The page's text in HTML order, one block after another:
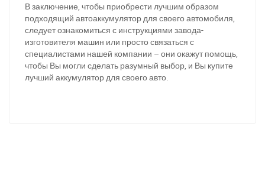
В заключение, чтобы приобрести лучшим образом
подходящий автоаккумулятор для своего автомобиля,
следует ознакомиться с инструкциями завода-
изготовителя машин или просто связаться с
специалистами нашей компании – они окажут помощь,
чтобы Вы могли сделать разумный выбор, и Вы купите
лучший аккумулятор для своего авто.